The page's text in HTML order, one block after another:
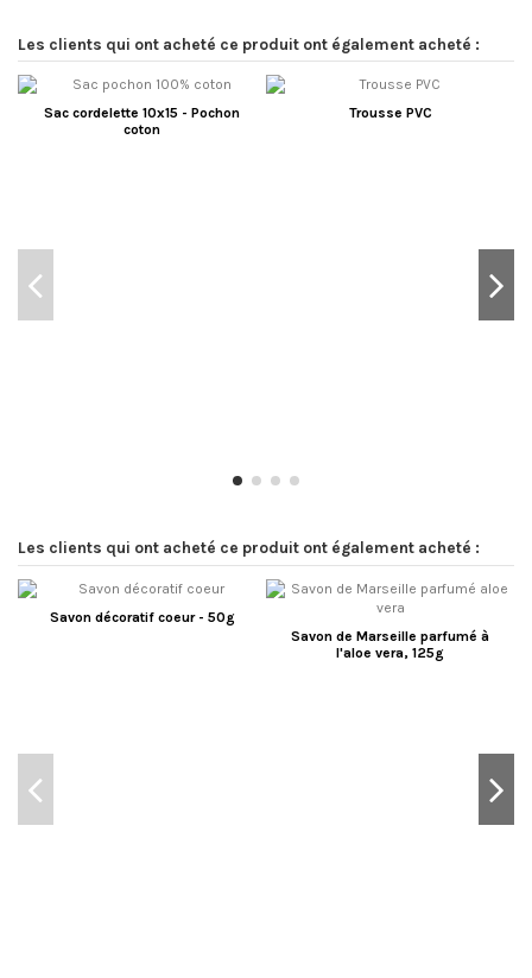
Les clients qui ont acheté ce produit ont également acheté :
Sac cordelette 10x15 - Pochon
coton
Trousse PVC
Les clients qui ont acheté ce produit ont également acheté :
Savon décoratif coeur - 50g
Savon de Marseille parfumé à
l'aloe vera, 125g